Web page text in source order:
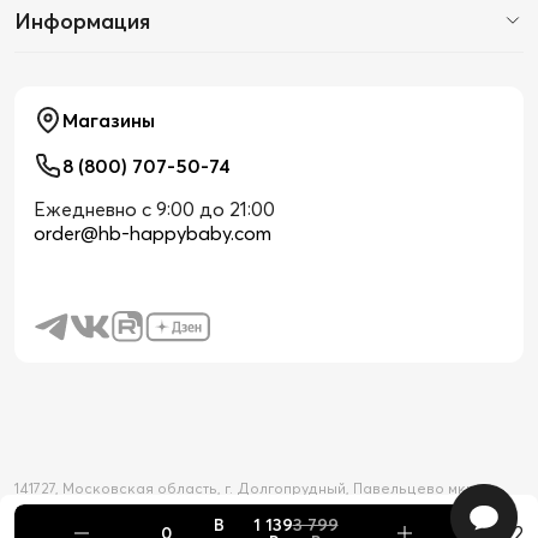
В 1 1393 799 +2
Информация
Магазины
8 (800) 707-50-74
Ежедневно с 9:00 до 21:00
order@hb-happybaby.com
141727, Московская область, г. Долгопрудный, Павельцево мкр-н,
Новое шоссе, д. 56
2026 © Официальный интернет-магазин Happy Baby